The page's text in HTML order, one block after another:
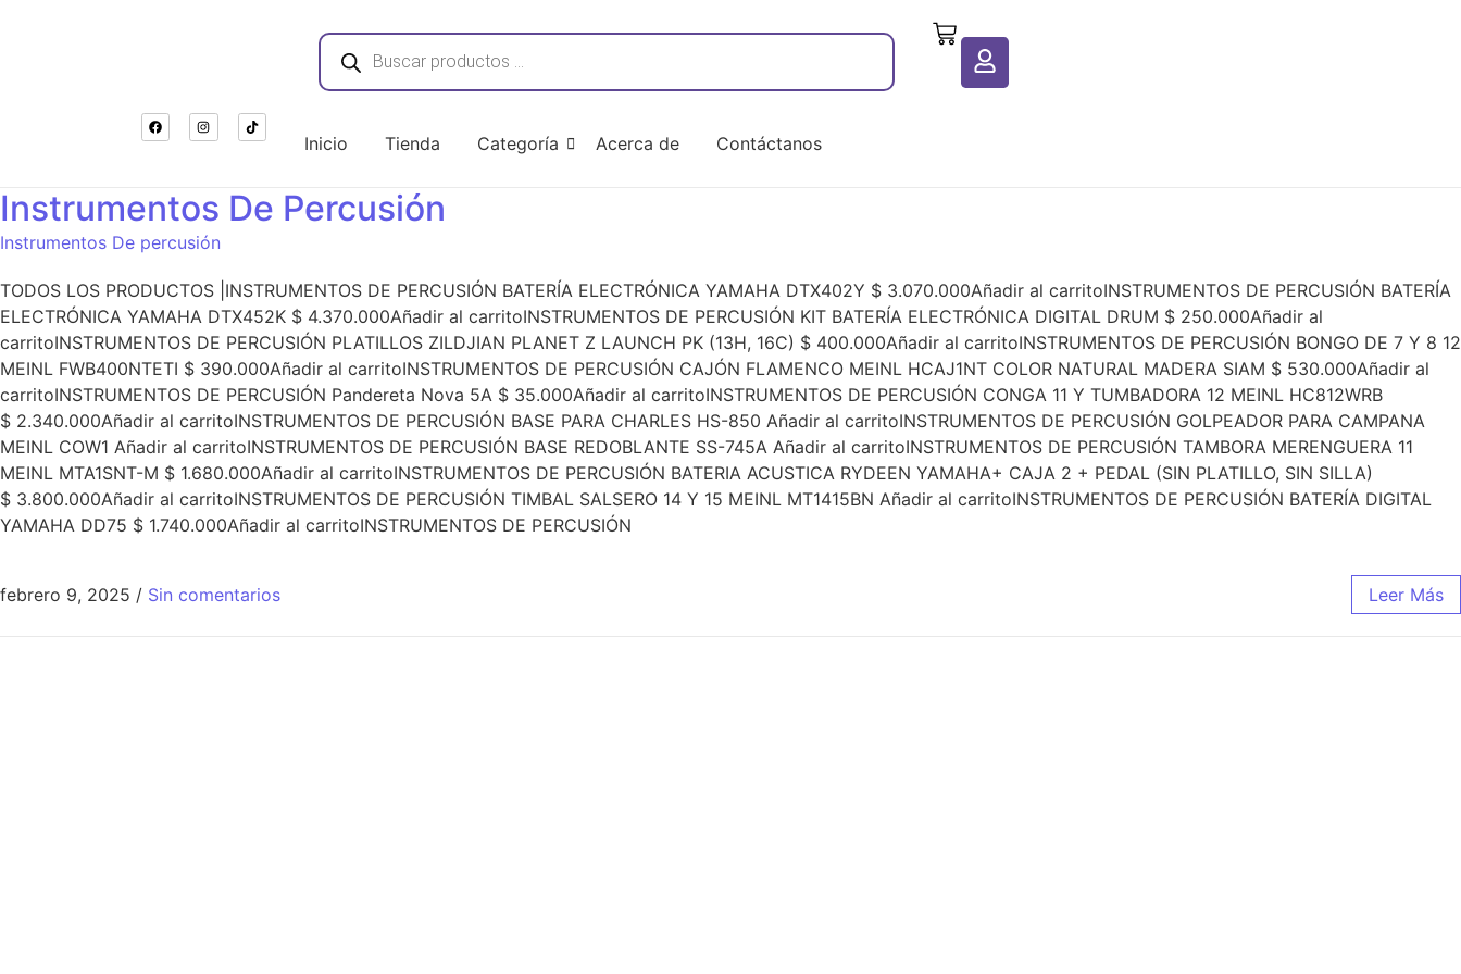
Inicio Tienda Categoría Acerca de Contáctanos
Instrumentos De Percusión
Instrumentos De percusión
TODOS LOS PRODUCTOS |INSTRUMENTOS DE PERCUSIÓN BATERÍA ELECTRÓNICA YAMAHA DTX402Y $ 3.070.000Añadir al carritoINSTRUMENTOS DE PERCUSIÓN BATERÍA
ELECTRÓNICA YAMAHA DTX452K $ 4.370.000Añadir al carritoINSTRUMENTOS DE PERCUSIÓN KIT BATERÍA ELECTRÓNICA DIGITAL DRUM $ 250.000Añadir al
carritoINSTRUMENTOS DE PERCUSIÓN PLATILLOS ZILDJIAN PLANET Z LAUNCH PK (13H, 16C) $ 400.000Añadir al carritoINSTRUMENTOS DE PERCUSIÓN BONGO DE 7 Y 8 12
MEINL FWB400NTETI $ 390.000Añadir al carritoINSTRUMENTOS DE PERCUSIÓN CAJÓN FLAMENCO MEINL HCAJ1NT COLOR NATURAL MADERA SIAM $ 530.000Añadir al
carritoINSTRUMENTOS DE PERCUSIÓN Pandereta Nova 5A $ 35.000Añadir al carritoINSTRUMENTOS DE PERCUSIÓN CONGA 11 Y TUMBADORA 12 MEINL HC812WRB
$ 2.340.000Añadir al carritoINSTRUMENTOS DE PERCUSIÓN BASE PARA CHARLES HS-850 Añadir al carritoINSTRUMENTOS DE PERCUSIÓN GOLPEADOR PARA CAMPANA
MEINL COW1 Añadir al carritoINSTRUMENTOS DE PERCUSIÓN BASE REDOBLANTE SS-745A Añadir al carritoINSTRUMENTOS DE PERCUSIÓN TAMBORA MERENGUERA 11
MEINL MTA1SNT-M $ 1.680.000Añadir al carritoINSTRUMENTOS DE PERCUSIÓN BATERIA ACUSTICA RYDEEN YAMAHA+ CAJA 2 + PEDAL (SIN PLATILLO, SIN SILLA)
$ 3.800.000Añadir al carritoINSTRUMENTOS DE PERCUSIÓN TIMBAL SALSERO 14 Y 15 MEINL MT1415BN Añadir al carritoINSTRUMENTOS DE PERCUSIÓN BATERÍA DIGITAL
YAMAHA DD75 $ 1.740.000Añadir al carritoINSTRUMENTOS DE PERCUSIÓN
febrero 9, 2025 / Sin comentarios Leer Más